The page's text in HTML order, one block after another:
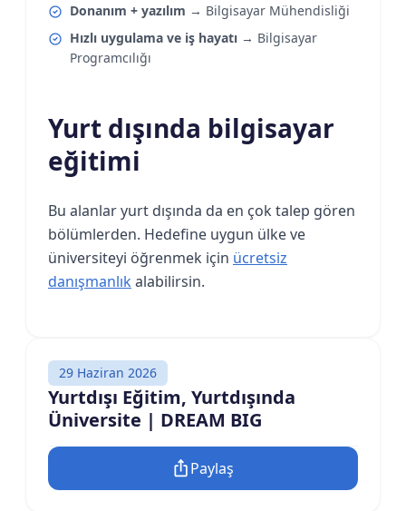
Donanım + yazılım → Bilgisayar Mühendisliği
Hızlı uygulama ve iş hayatı → Bilgisayar
Programcılığı
Yurt dışında bilgisayar
eğitimi
Bu alanlar yurt dışında da en çok talep gören
bölümlerden. Hedefine uygun ülke ve
üniversiteyi öğrenmek için ücretsiz
danışmanlıkalabilirsin.
29 Haziran 2026
Yurtdışı Eğitim, Yurtdışında
Üniversite | DREAM BIG
Paylaş